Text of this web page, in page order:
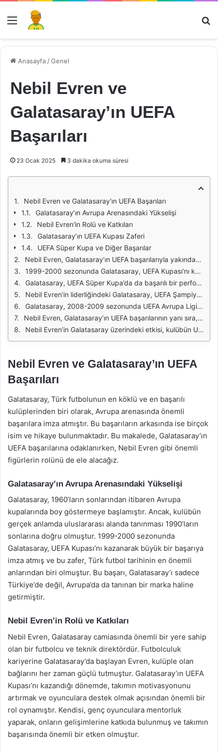
Menü
Anasayfa /Genel
Nebil Evren ve
Galatasaray’ın UEFA
Başarıları
23 Ocak 2025 3 dakika okuma süresi
Nebil Evren ve Galatasaray'ın UEFA Başarıları
Galatasaray’ın Avrupa Arenasındaki Yükselişi
Nebil Evren'in Rolü ve Katkıları
Galatasaray’ın UEFA Kupası Zaferi
UEFA Süper Kupa ve Diğer Başarılar
Nebil Evren, Galatasaray’ın UEFA başarılarıyla yakından ilgili bir figürdür. Galatasaray’ın uluslararası arenada elde ettiği başarılar, kulüp tarihinin en önemli noktalarından biridir. Nebil Evren’in kulüpteki katkıları, özellikle organizasyonel süreçlerde ve takımın uluslararası alandaki görünürlüğünün artırılmasında belirgin olmuştur. Galatasaray, UEFA organizasyonlarında önemli sonuçlar elde ederek, Türk futbolunun uluslararası arenadaki temsilcisi olmuştur.
1999-2000 sezonunda Galatasaray, UEFA Kupası’nı kazanarak tarihi bir başarıya imza atmıştır. Bu zafer, kulübün uluslararası alanda kazandığı ilk büyük kupa olmuştur. Galatasaray, finalde Arsenal’i penaltı atışları sonucunda mağlup ederek, Türk futbol tarihine adını altın harflerle yazdırmıştır. Nebil Evren’in bu süreçteki yöneticilik becerileri, kulübün bu büyük başarıya ulaşmasında önemli bir rol oynamıştır.
Galatasaray, UEFA Süper Kupa’da da başarılı bir performans sergilemiştir. 2000 yılında UEFA Kupası’nı kazanmasının ardından, 2001 yılında UEFA Süper Kupa’da da galip gelerek, uluslararası arenada adını duyurmuştur. Bu başarı, Nebil Evren gibi yöneticilerin öngörüsü ve stratejik planlamaları sayesinde mümkün olmuştur. Galatasaray, böylece Avrupa’da iki büyük kupayı birden kazanma başarısını gösteren ilk Türk takımı olmuştur.
Nebil Evren’in liderliğindeki Galatasaray, UEFA Şampiyonlar Ligi’nde de dikkat çeken performanslar sergilemiştir. 2002-2003 sezonunda çeyrek finale yükselerek, Türk futbol tarihinde önemli bir başarı elde etmiştir. Bu süreçte takımın kadrosundaki oyuncuların yetenekleri ve Nebil Evren’in yöneticilik becerisi, Galatasaray’ın uluslararası başarılarına katkıda bulunmuştur.
Galatasaray, 2008-2009 sezonunda UEFA Avrupa Ligi’nde de etkileyici bir yolculuk geçirmiştir. Grup aşamalarını başarıyla geçerek, son 16 turuna yükselmiştir. Nebil Evren’in kulüp yönetimindeki vizyonu, Galatasaray’ın Avrupa sahnesinde daha fazla görünürlük kazanmasına yardımcı olmuştur. Bu tür başarılar, kulübün uluslararası prestijini artırmıştır.
Nebil Evren, Galatasaray’ın UEFA başarılarının yanı sıra, kulübün genel yapısını güçlendirme konusunda da büyük bir çaba sarf etmiştir. Kulübün altyapı sisteminin güçlendirilmesi, genç oyuncuların yetiştirilmesi ve uluslararası ilişkilerin geliştirilmesi gibi konularda önemli adımlar atmıştır. Bu durum, Galatasaray’ın sadece kısa vadede değil, uzun vadede de uluslararası başarılar elde etmesinin önünü açmıştır.
Nebil Evren’in Galatasaray üzerindeki etkisi, kulübün UEFA başarılarıyla doğrudan ilişkilidir. Galatasaray, uluslararası arenada elde ettiği başarılarla Türk futbolunun uluslararası tanınırlığını artırmış ve Nebil Evren gibi yöneticilerin katkılarıyla bu başarıları sürdürülebilir kılmayı başarmıştır. Kulüp, bu başarılarıyla birlikte Türk futbolunun en önemli temsilcisi olma yolunda ilerlemeye devam etmektedir.
Nebil Evren ve Galatasaray’ın UEFA
Başarıları
Galatasaray, Türk futbolunun en köklü ve en başarılı
kulüplerinden biri olarak, Avrupa arenasında önemli
başarılara imza atmıştır. Bu başarıların arkasında ise birçok
isim ve hikaye bulunmaktadır. Bu makalede, Galatasaray’ın
UEFA başarılarına odaklanırken, Nebil Evren gibi önemli
figürlerin rolünü de ele alacağız.
Galatasaray’ın Avrupa Arenasındaki Yükselişi
Galatasaray, 1960’ların sonlarından itibaren Avrupa
kupalarında boy göstermeye başlamıştır. Ancak, kulübün
gerçek anlamda uluslararası alanda tanınması 1990’ların
sonlarına doğru olmuştur. 1999-2000 sezonunda
Galatasaray, UEFA Kupası’nı kazanarak büyük bir başarıya
imza atmış ve bu zafer, Türk futbol tarihinin en önemli
anlarından biri olmuştur. Bu başarı, Galatasaray’ı sadece
Türkiye’de değil, Avrupa’da da tanınan bir marka haline
getirmiştir.
Nebil Evren’in Rolü ve Katkıları
Nebil Evren, Galatasaray camiasında önemli bir yere sahip
olan bir futbolcu ve teknik direktördür. Futbolculuk
kariyerine Galatasaray’da başlayan Evren, kulüple olan
bağlarını her zaman güçlü tutmuştur. Galatasaray’ın UEFA
Kupası’nı kazandığı dönemde, takımın motivasyonunu
artırmak ve oyunculara destek olmak açısından önemli bir
rol oynamıştır. Kendisi, genç oyunculara mentorluk
yaparak, onların gelişimlerine katkıda bulunmuş ve takımın
başarısında önemli bir etken olmuştur.